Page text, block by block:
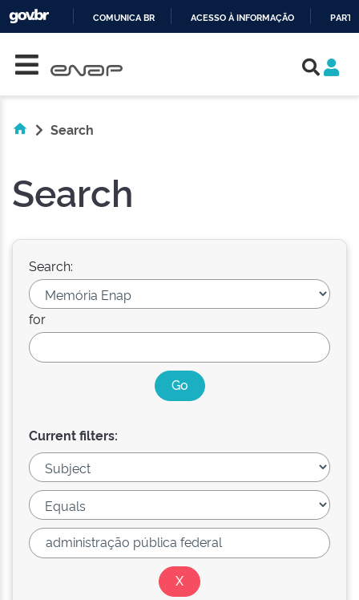
COMUNICA BR ACESSO À INFORMAÇÃO
Search
Search
Search:
for
Current filters: